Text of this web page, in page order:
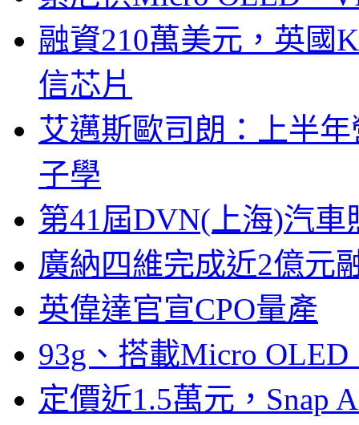
融資210萬美元，英國
信芯片
艾邁斯歐司朗：上半
子學
第41屆DVN(上海)汽
廣納四維完成近2億元
英偉達官宣CPO量產
93g、搭載Micro
定價近1.5萬元，Snap